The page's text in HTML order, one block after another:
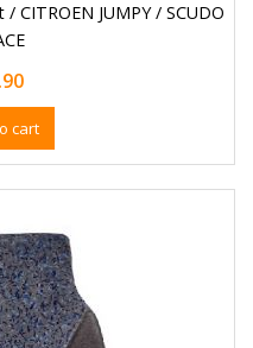
CITROEN JUMPY / SCUDO
cart